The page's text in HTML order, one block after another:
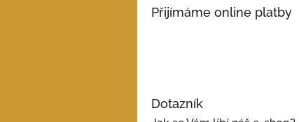
Přijímáme online platby
Dotazník